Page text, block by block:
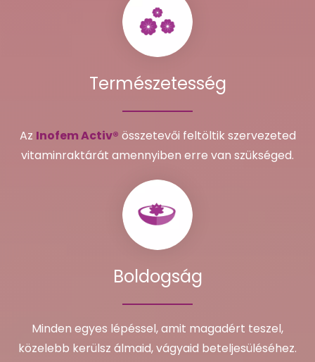
Természetesség
Az Inofem Activ® összetevői feltöltik szervezeted
vitaminraktárát amennyiben erre van szükséged.
Boldogság
Minden egyes lépéssel, amit magadért teszel,
közelebb kerülsz álmaid, vágyaid beteljesüléséhez.